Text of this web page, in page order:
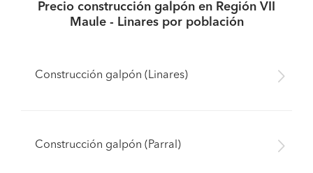
Precio construcción galpón en Región VII
Maule - Linares por población
Construcción galpón (Linares)
Construcción galpón (Parral)
Pide presupuestos